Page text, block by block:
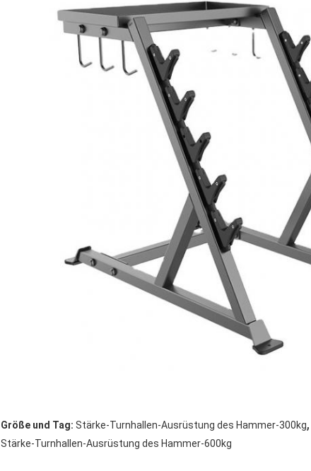
Größe und Tag: Stärke-Turnhallen-Ausrüstung des Hammer-300kg,
Stärke-Turnhallen-Ausrüstung des Hammer-600kg